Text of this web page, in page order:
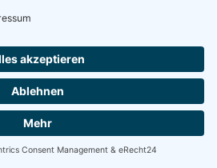
Landeskirchenamtes Bayern und des